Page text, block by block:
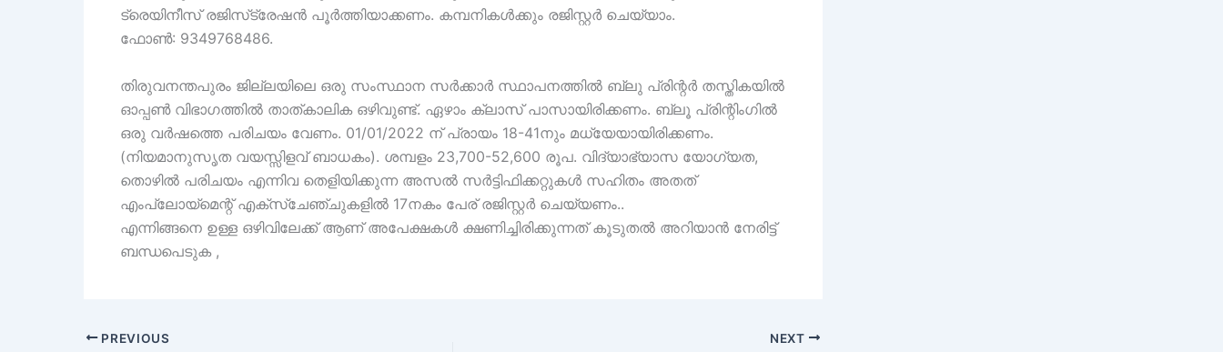
ട്രെയിനീസ് രജിസ്‌ട്രേഷൻ പൂർത്തിയാക്കണം. കമ്പനികൾക്കും രജിസ്റ്റർ ചെയ്യാം.
ഫോൺ: 9349768486.
തിരുവനന്തപുരം ജില്ലയിലെ ഒരു സംസ്ഥാന സർക്കാർ സ്ഥാപനത്തിൽ ബ്ലു പ്രിന്റർ തസ്തികയിൽ
ഓപ്പൺ വിഭാഗത്തിൽ താത്കാലിക ഒഴിവുണ്ട്. ഏഴാം ക്ലാസ് പാസായിരിക്കണം. ബ്ലൂ പ്രിന്റിംഗിൽ
ഒരു വർഷത്തെ പരിചയം വേണം. 01/01/2022 ന് പ്രായം 18-41നും മധ്യേയായിരിക്കണം.
(നിയമാനുസൃത വയസ്സിളവ് ബാധകം). ശമ്പളം 23,700-52,600 രൂപ. വിദ്യാഭ്യാസ യോഗ്യത,
തൊഴിൽ പരിചയം എന്നിവ തെളിയിക്കുന്ന അസൽ സർട്ടിഫിക്കറ്റുകൾ സഹിതം അതത്
എംപ്ലോയ്‌മെന്റ് എക്‌സ്‌ചേഞ്ചുകളിൽ 17നകം പേര് രജിസ്റ്റർ ചെയ്യണം..
എന്നിങ്ങനെ ഉള്ള ഒഴിവിലേക്ക് ആണ് അപേക്ഷകൾ ക്ഷണിച്ചിരിക്കുന്നത് കൂടുതൽ അറിയാൻ നേരിട്ട്
ബന്ധപെടുക ,
PREVIOUS NEXT